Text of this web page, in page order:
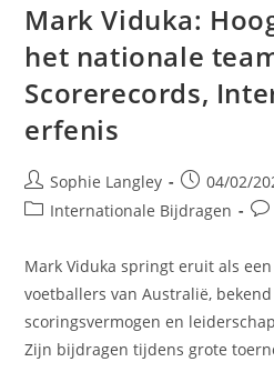
Mark Viduka:
het nationale
Scorerecords,
erfenis
Post
author:
Sophie Langley
Post
published:
04/02/
PostInternationale Bijdragen
Mark Viduka springt eruit als
voetballers van Australië,
scoringsvermogen en
Zijn bijdragen tijdens grote